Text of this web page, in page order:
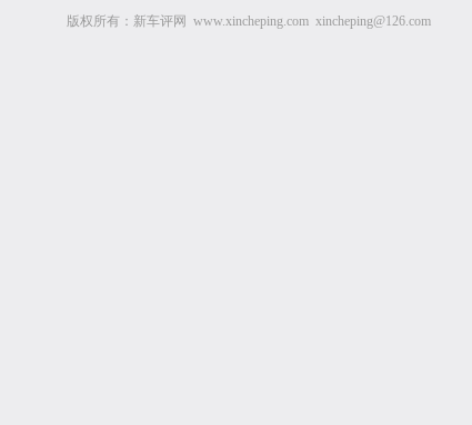
版权所有：新车评网 www.xincheping.com xincheping@126.com